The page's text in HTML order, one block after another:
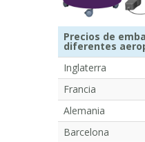
Precios de
diferentes
Inglaterra
Francia
Alemania
Barcelona